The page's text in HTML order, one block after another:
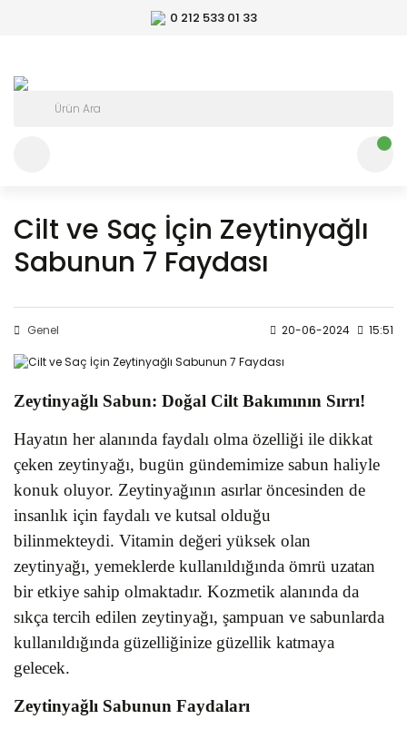
0 212 533 01 33
Cilt ve Saç İçin Zeytinyağlı
Sabunun 7 Faydası
Genel 20-06-2024 15:51
Zeytinyağlı Sabun: Doğal Cilt Bakımının Sırrı!
Hayatın her alanında faydalı olma özelliği ile dikkat
çeken zeytinyağı, bugün gündemimize sabun haliyle
konuk oluyor. Zeytinyağının asırlar öncesinden de
insanlık için faydalı ve kutsal olduğu
bilinmekteydi. Vitamin değeri yüksek olan
zeytinyağı, yemeklerde kullanıldığında ömrü uzatan
bir etkiye sahip olmaktadır. Kozmetik alanında da
sıkça tercih edilen zeytinyağı, şampuan ve sabunlarda
kullanıldığında güzelliğinize güzellik katmaya
gelecek.
Zeytinyağlı Sabunun Faydaları